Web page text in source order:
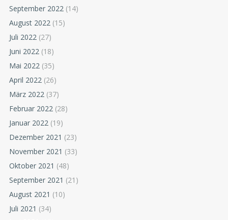
September 2022 (14)
August 2022 (15)
Juli 2022 (27)
Juni 2022 (18)
Mai 2022 (35)
April 2022 (26)
März 2022 (37)
Februar 2022 (28)
Januar 2022 (19)
Dezember 2021 (23)
November 2021 (33)
Oktober 2021 (48)
September 2021 (21)
August 2021 (10)
Juli 2021 (34)